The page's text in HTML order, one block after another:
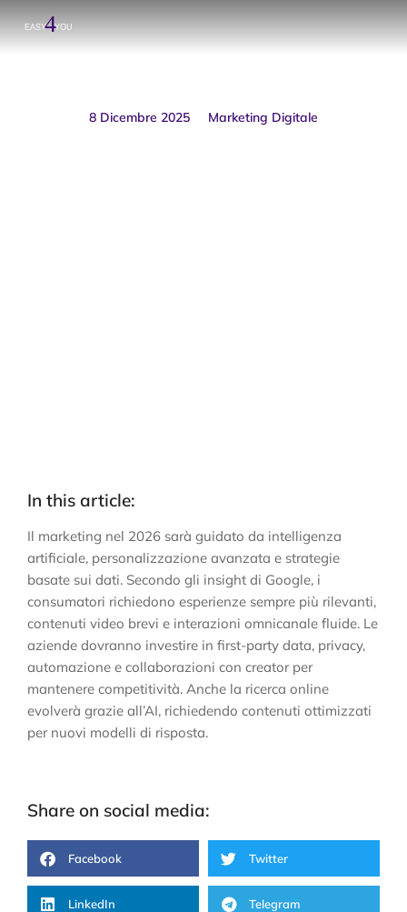
8 Dicembre 2025 Marketing Digitale
In this article:
Il marketing nel 2026 sarà guidato da intelligenza
artificiale, personalizzazione avanzata e strategie
basate sui dati. Secondo gli insight di Google, i
consumatori richiedono esperienze sempre più rilevanti,
contenuti video brevi e interazioni omnicanale fluide. Le
aziende dovranno investire in first-party data, privacy,
automazione e collaborazioni con creator per
mantenere competitività. Anche la ricerca online
evolverà grazie all’AI, richiedendo contenuti ottimizzati
per nuovi modelli di risposta.
Share on social media:
Facebook Twitter
LinkedIn Telegram